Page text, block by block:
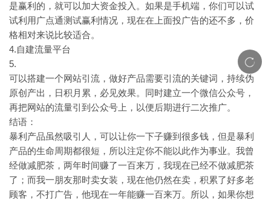
是赢利的，就可以加大资金投入。如果是手机端，你们可以试
试利用广点通测试赢利情况，现在在上面投广告的还不多，价
格相对来说比较适合。
4.自建流量平台
5.
可以搭建一个网站引流，做好产品需要引流的关键词，持续伪
原创产出，日积月累，必见效果。同时建立一个微信公众号，
再把网站的流量引到公众号上，以便后期进行二次推广。
结语：
暴利产品虽然吸引人，可以让你一下子赚到很多钱，但是暴利
产品的生命周期都很短，所以注定你不能以此作为事业。我曾
经做减肥茶，两年时间赚了一百来万，我现在已经不做减肥茶
了；而我一朋友那时卖女装，现在他仍然在卖，积累了好多老
顾客，不打广告，他现在一年能赚一百来万。所以，如果你想